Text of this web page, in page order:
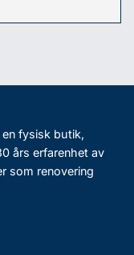
fysisk butik,
års erfarenhet av
som renovering